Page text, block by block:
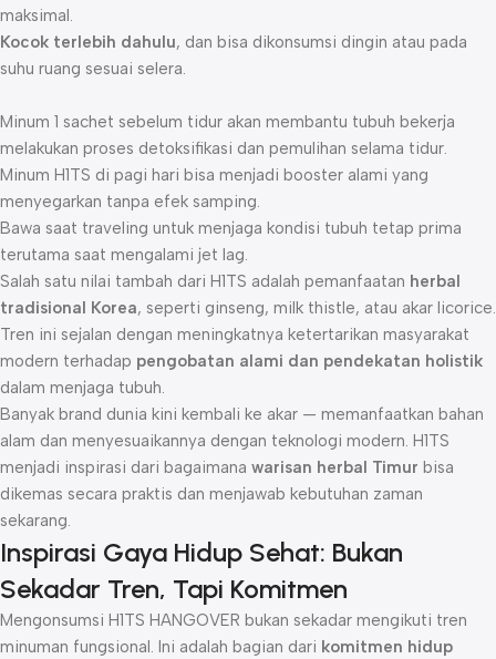
maksimal.
Kocok terlebih dahulu, dan bisa dikonsumsi dingin atau pada
suhu ruang sesuai selera.
Minum 1 sachet sebelum tidur akan membantu tubuh bekerja
melakukan proses detoksifikasi dan pemulihan selama tidur.
Minum H1TS di pagi hari bisa menjadi booster alami yang
menyegarkan tanpa efek samping.
Bawa saat traveling untuk menjaga kondisi tubuh tetap prima
terutama saat mengalami jet lag.
Salah satu nilai tambah dari H1TS adalah pemanfaatan herbal
tradisional Korea, seperti ginseng, milk thistle, atau akar licorice.
Tren ini sejalan dengan meningkatnya ketertarikan masyarakat
modern terhadap pengobatan alami dan pendekatan holistik
dalam menjaga tubuh.
Banyak brand dunia kini kembali ke akar — memanfaatkan bahan
alam dan menyesuaikannya dengan teknologi modern. H1TS
menjadi inspirasi dari bagaimana warisan herbal Timur bisa
dikemas secara praktis dan menjawab kebutuhan zaman
sekarang.
Inspirasi Gaya Hidup Sehat: Bukan
Sekadar Tren, Tapi Komitmen
Mengonsumsi H1TS HANGOVER bukan sekadar mengikuti tren
minuman fungsional. Ini adalah bagian dari komitmen hidup